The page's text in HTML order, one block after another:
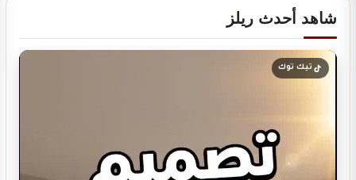
دراسة جدوى لمشروعك
تصميم ديكور كوفي شوب
شاهد أحدث ريلز
تيك توك